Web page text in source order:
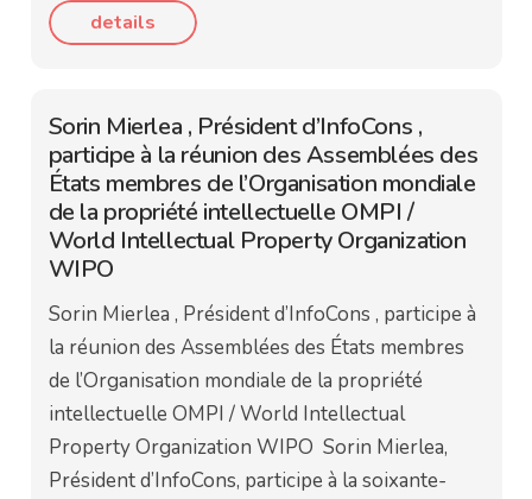
details
Sorin Mierlea , Président d’InfoCons ,
participe à la réunion des Assemblées des
États membres de l’Organisation mondiale
de la propriété intellectuelle OMPI /
World Intellectual Property Organization
WIPO
Sorin Mierlea , Président d’InfoCons , participe à
la réunion des Assemblées des États membres
de l’Organisation mondiale de la propriété
intellectuelle OMPI / World Intellectual
Property Organization WIPO Sorin Mierlea,
Président d’InfoCons, participe à la soixante-